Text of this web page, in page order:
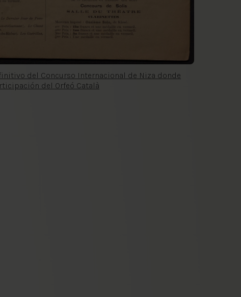
del Concurso Internacional de Niza donde
del Orfeó Català